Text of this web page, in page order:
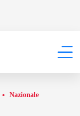
Nazionale